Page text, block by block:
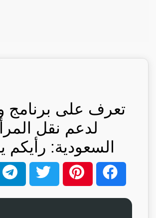
تعرف على
لدعم نقل
السعودية: رأيكم